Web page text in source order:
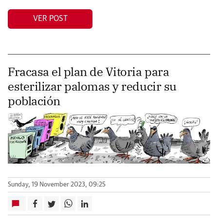
VER POST
Fracasa el plan de Vitoria para
esterilizar palomas y reducir su
población
Sunday, 19 November 2023, 09:25